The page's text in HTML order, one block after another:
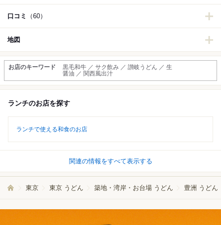
口コミ （60）
地図
お店のキーワード
黒毛和牛 ／ サク飲み ／ 讃岐うどん ／ 生
醤油 ／ 関西風出汁
ランチのお店を探す
ランチで使える和食のお店
関連の情報をすべて表示する
東京 東京 うどん 築地・湾岸・お台場 うどん 豊洲 うどん